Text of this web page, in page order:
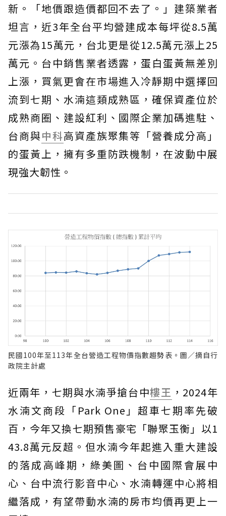
新。「地價跟造價都回不去了。」建築業者
坦言，近3年全台平均營建成本每坪從8.5萬
元漲為15萬元，台北更是從12.5萬元漲上25
萬元。台中銷售業者透露，蛋白蛋黃無差別
上漲，買氣更會在市場進入冷靜期中選擇回
流到七期、水湳這類成熟區，確保資產位於
成熟商圈、建設紅利、國際企業加碼進駐、
台商與中科高資產族聚集等「營養成分高」
的蛋黃上，擁有多重防跌機制，在波動中展
現強大韌性。
民國100年至113年全台營造工程物價指數趨勢表。圖／摘自行
政院主計處
近兩年，七期與水湳爭搶台中樓王 ，2024年
水湳文商段「Park One」超車七期率先破
百，今年又換七期預售豪宅「聯聚玉衡」以1
43.8萬元反超。但水湳今年起進入重大建設
的落成高峰期，綠美圖、台中國際會展中
心、台中流行影音中心、水湳轉運中心將相
繼落成，有望帶動水湳的房市均價再更上一